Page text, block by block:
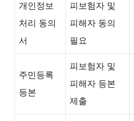
개인정보
처리 동의
서
피보험자 및
피해자 동의
필요
주민등록
등본
피보험자 및
피해자 등본
제출